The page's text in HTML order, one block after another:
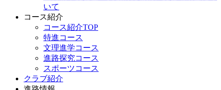
いて
コース紹介
コース紹介TOP
特進コース
文理進学コース
進路探究コース
スポーツコース
クラブ紹介